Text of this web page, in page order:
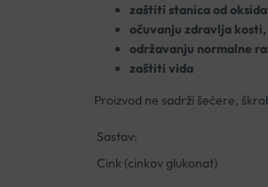
zaštiti stanica od
očuvanju zdravlja
održavanju normalne
zaštiti vida
Proizvod ne sadrži šećere,
Sastav:
Cink (cinkov glukonat)